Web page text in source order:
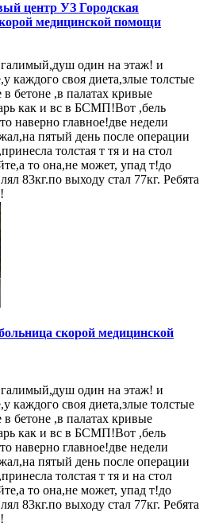
центр УЗ Городская
медицинской помощи
один на этаж! и
каждого своя диета,злые толстые
бетоне ,в палатах кривые
как и вс в БСМП!Вот ,бель
наверно главное!две недели
пятый день после операции
толстая т тя и на стол
то она,не может, упад т!до
83кг.по выходу стал 77кг. Ребята
скорой медицинской
один на этаж! и
каждого своя диета,злые толстые
бетоне ,в палатах кривые
как и вс в БСМП!Вот ,бель
наверно главное!две недели
пятый день после операции
толстая т тя и на стол
то она,не может, упад т!до
83кг.по выходу стал 77кг. Ребята